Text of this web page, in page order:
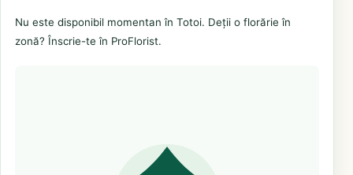
Nu este disponibil momentan în Totoi. Deții o florărie în
zonă? Înscrie-te în ProFlorist.